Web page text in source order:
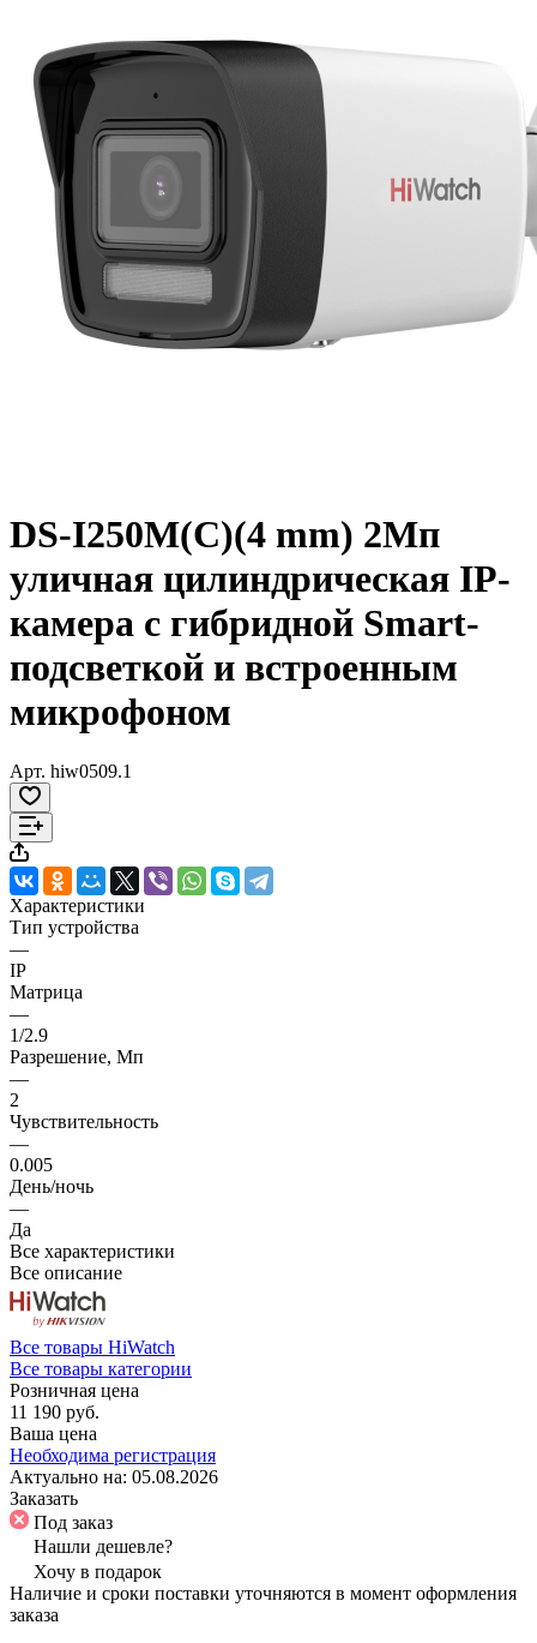
DS-I250M(C)(4 mm) 2Мп
уличная цилиндрическая IP-
камера с гибридной Smart-
подсветкой и встроенным
микрофоном
Арт. hiw0509.1
Характеристики
Тип устройства
—
IP
Матрица
—
1/2.9
Разрешение, Мп
—
2
Чувствительность
—
0.005
День/ночь
—
Да
Все характеристики
Все описание
Все товары HiWatch
Все товары категории
Розничная цена
11 190 руб.
Ваша цена
Необходима регистрация
Актуально на: 05.08.2026
Заказать
Под заказ
Нашли дешевле?
Хочу в подарок
Наличие и сроки поставки уточняются в момент оформления
заказа